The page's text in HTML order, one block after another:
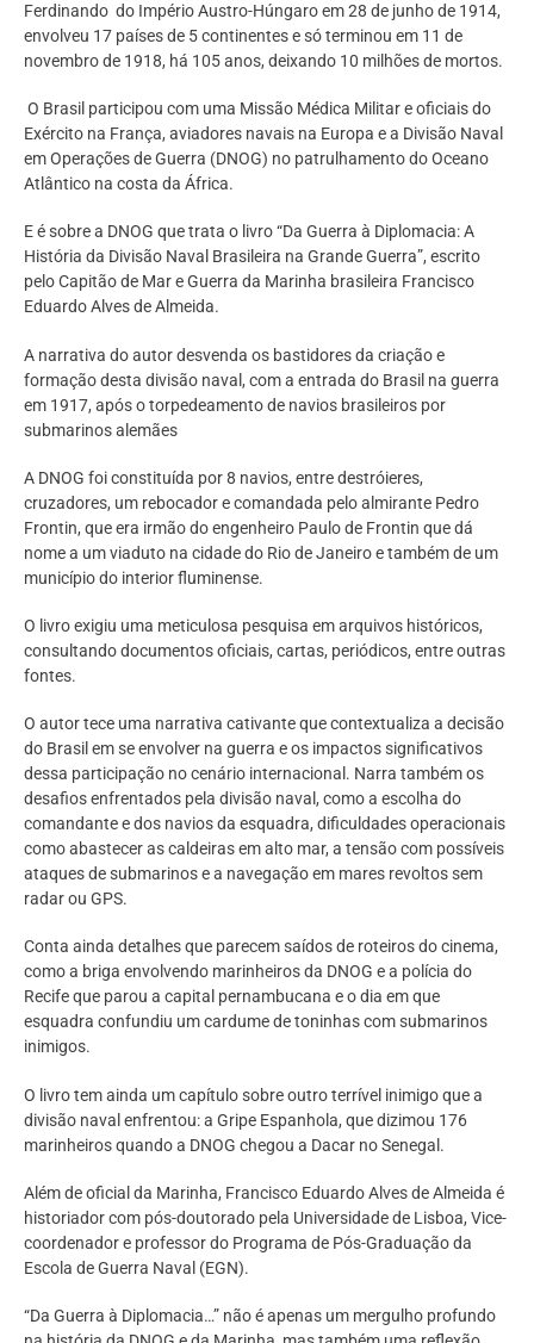
Ferdinando do Império Austro-Húngaro em 28 de junho de 1914,
envolveu 17 países de 5 continentes e só terminou em 11 de
novembro de 1918, há 105 anos, deixando 10 milhões de mortos.
O Brasil participou com uma Missão Médica Militar e oficiais do
Exército na França, aviadores navais na Europa e a Divisão Naval
em Operações de Guerra (DNOG) no patrulhamento do Oceano
Atlântico na costa da África.
E é sobre a DNOG que trata o livro “Da Guerra à Diplomacia: A
História da Divisão Naval Brasileira na Grande Guerra”, escrito
pelo Capitão de Mar e Guerra da Marinha brasileira Francisco
Eduardo Alves de Almeida.
A narrativa do autor desvenda os bastidores da criação e
formação desta divisão naval, com a entrada do Brasil na guerra
em 1917, após o torpedeamento de navios brasileiros por
submarinos alemães
A DNOG foi constituída por 8 navios, entre destróieres,
cruzadores, um rebocador e comandada pelo almirante Pedro
Frontin, que era irmão do engenheiro Paulo de Frontin que dá
nome a um viaduto na cidade do Rio de Janeiro e também de um
município do interior fluminense.
O livro exigiu uma meticulosa pesquisa em arquivos históricos,
consultando documentos oficiais, cartas, periódicos, entre outras
fontes.
O autor tece uma narrativa cativante que contextualiza a decisão
do Brasil em se envolver na guerra e os impactos significativos
dessa participação no cenário internacional. Narra também os
desafios enfrentados pela divisão naval, como a escolha do
comandante e dos navios da esquadra, dificuldades operacionais
como abastecer as caldeiras em alto mar, a tensão com possíveis
ataques de submarinos e a navegação em mares revoltos sem
radar ou GPS.
Conta ainda detalhes que parecem saídos de roteiros do cinema,
como a briga envolvendo marinheiros da DNOG e a polícia do
Recife que parou a capital pernambucana e o dia em que
esquadra confundiu um cardume de toninhas com submarinos
inimigos.
O livro tem ainda um capítulo sobre outro terrível inimigo que a
divisão naval enfrentou: a Gripe Espanhola, que dizimou 176
marinheiros quando a DNOG chegou a Dacar no Senegal.
Além de oficial da Marinha, Francisco Eduardo Alves de Almeida é
historiador com pós-doutorado pela Universidade de Lisboa, Vice-
coordenador e professor do Programa de Pós-Graduação da
Escola de Guerra Naval (EGN).
“Da Guerra à Diplomacia…” não é apenas um mergulho profundo